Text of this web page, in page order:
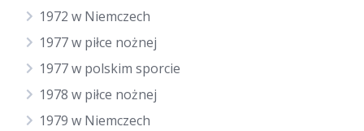
1972 w Niemczech
1977 w piłce nożnej
1977 w polskim sporcie
1978 w piłce nożnej
1979 w Niemczech